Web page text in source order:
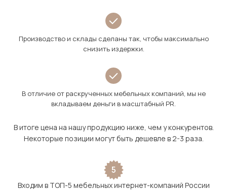
Производство и склады сделаны так, чтобы максимально
снизить издержки.
В отличие от раскрученных мебельных компаний, мы не
вкладываем деньги в масштабный PR.
В итоге цена на нашу продукцию ниже, чем у конкурентов.
Некоторые позиции могут быть дешевле в 2-3 раза.
5
Входим в ТОП-5 мебельных интернет-компаний России